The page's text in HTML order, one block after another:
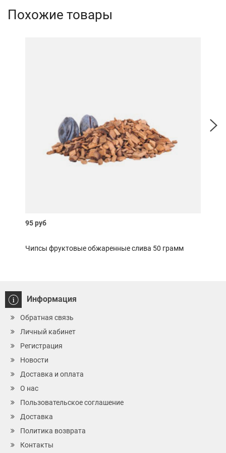
Похожие товары
95 руб
Чипсы фруктовые обжаренные слива 50 грамм
Информация
Обратная связь
Личный кабинет
Регистрация
Новости
Доставка и оплата
О нас
Пользовательское соглашение
Доставка
Политика возврата
Контакты